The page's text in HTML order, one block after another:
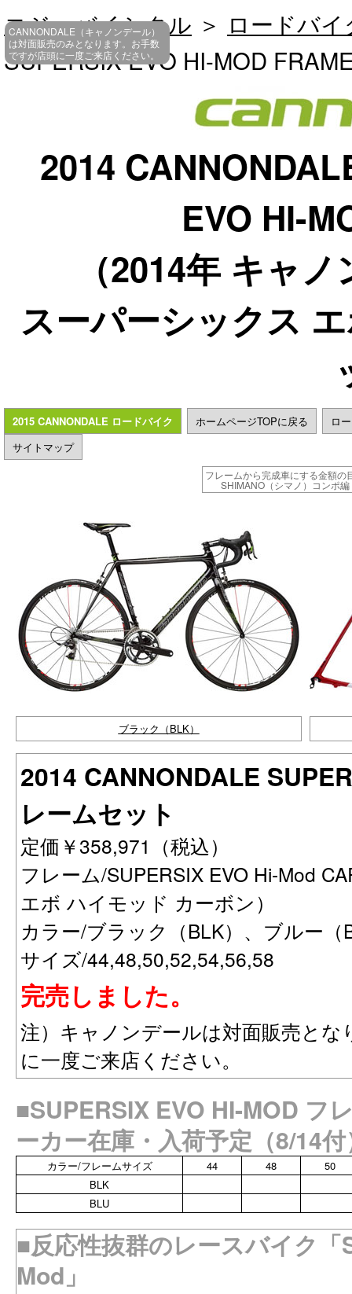
コジーバイシクル ＞ ロードバイ
SUPERSIX EVO HI-MOD
2014
EVO HI-
（2014年 キャ
スーパーシックス
CANNONDALE（キャノンデール）
は対面販売のみとなります。お手数
ですが店頭に一度ご来店ください。
2015 CANNONDALE ロードバイク ホームページTOPに戻る
ロ
サイトマップ
フレームから完成車にする金額の
SHIMANO（シマノ）コンポ編
ブラック（BLK）
2014 CANNONDALE
レームセット
定価￥358,971（税込）
フレーム/SUPERSIX EVO Hi-Mod
エボ ハイモッド カーボン）
カラー/ブラック（BLK）、ブルー（
サイズ/44,48,50,52,54,56,58
完売しました。
注）キャノンデールは対面販売と
に一度ご来店ください。
■SUPERSIX EVO HI-MOD フ
ーカー在庫・入荷予定（8/14
カラー/フレームサイズ 44 48
50
BLK
BLU
■反応性抜群のレースバイク「
Mod」